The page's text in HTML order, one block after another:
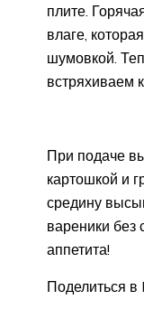
плите.
влаге,
шумовкой.
встряхиваем
При подаче
картошкой и
средину
вареники без
аппетита!
Поделиться в